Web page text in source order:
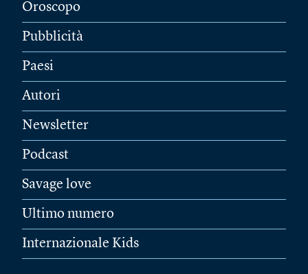
Oroscopo
Pubblicità
Paesi
Autori
Newsletter
Podcast
Savage love
Ultimo numero
Internazionale Kids